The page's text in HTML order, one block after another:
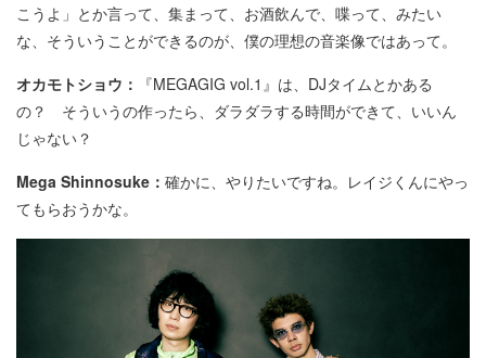
こうよ」とか言って、集まって、お酒飲んで、喋って、みたい
な、そういうことができるのが、僕の理想の音楽像ではあって。
オカモトショウ：
『MEGAGIG vol.1』は、DJタイムとかある
の？ そういうの作ったら、ダラダラする時間ができて、いいん
じゃない？
Mega Shinnosuke： 確かに、やりたいですね。レイジくんにやっ
てもらおうかな。